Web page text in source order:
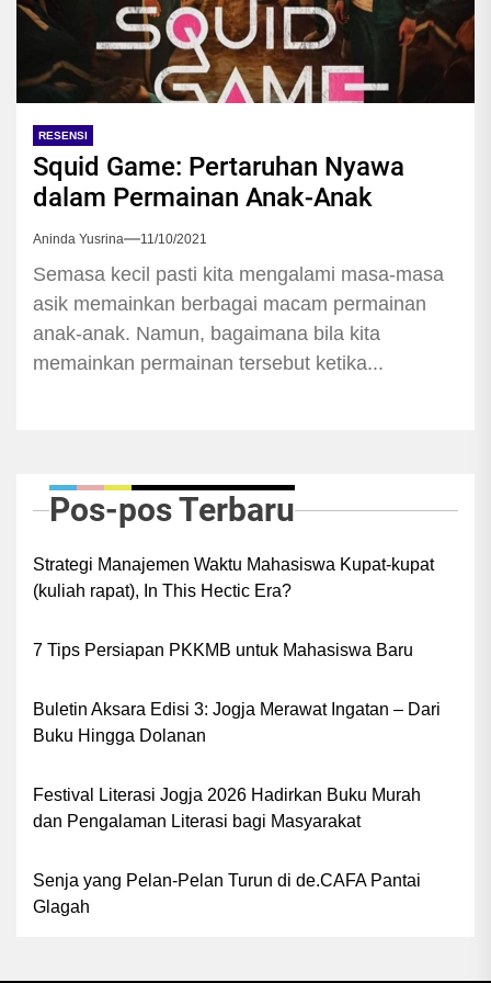
RESENSI
Squid Game: Pertaruhan Nyawa
dalam Permainan Anak-Anak
Aninda Yusrina 11/10/2021
Semasa kecil pasti kita mengalami masa-masa
asik memainkan berbagai macam permainan
anak-anak. Namun, bagaimana bila kita
memainkan permainan tersebut ketika...
Pos-pos Terbaru
Strategi Manajemen Waktu Mahasiswa Kupat-kupat
(kuliah rapat), In This Hectic Era?
7 Tips Persiapan PKKMB untuk Mahasiswa Baru
Buletin Aksara Edisi 3: Jogja Merawat Ingatan – Dari
Buku Hingga Dolanan
Festival Literasi Jogja 2026 Hadirkan Buku Murah
dan Pengalaman Literasi bagi Masyarakat
Senja yang Pelan-Pelan Turun di de.CAFA Pantai
Glagah